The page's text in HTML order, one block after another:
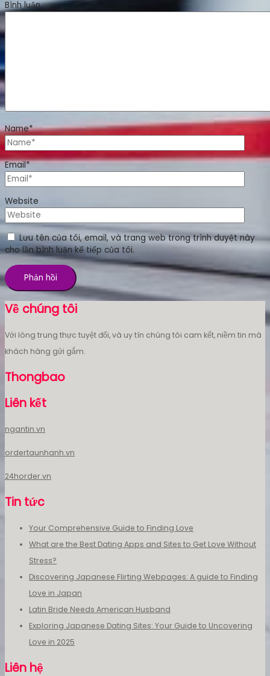
Bình luận
Name*
Email*
Website
Lưu tên của tôi, email, và trang web trong trình duyệt này
cho lần bình luận kế tiếp của tôi.
Về chúng tôi
Với lòng trung thực tuyệt đối, và uy tín chúng tôi cam kết, niềm tin mà
khách hàng gửi gắm.
Thongbao
Liên kết
ngantin.vn
ordertaunhanh.vn
24horder.vn
Tin tức
Your Comprehensive Guide to Finding Love
What are the Best Dating Apps and Sites to Get Love Without
Stress?
Discovering Japanese Flirting Webpages: A guide to Finding
Love in Japan
Latin Bride Needs American Husband
Exploring Japanese Dating Sites: Your Guide to Uncovering
Love in 2025
Liên hệ